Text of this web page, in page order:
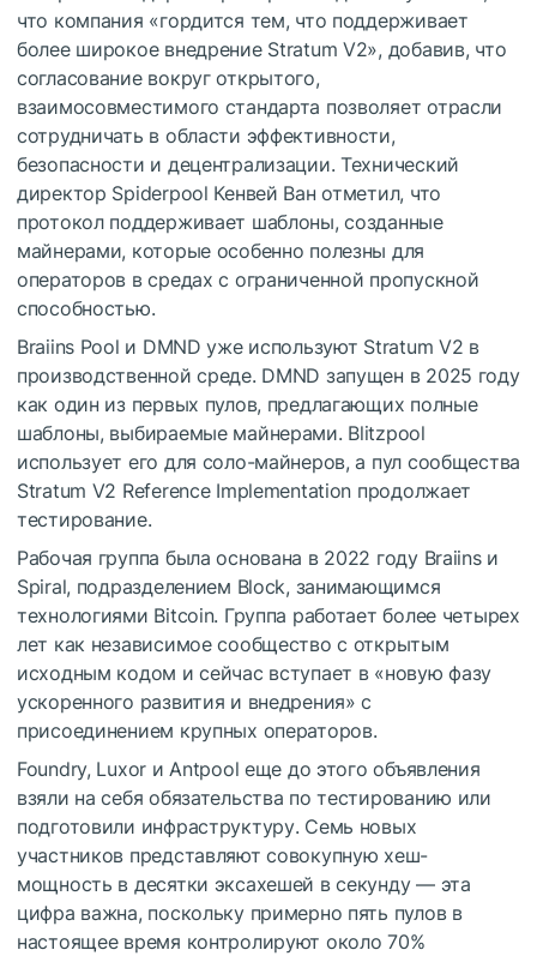
что компания «гордится тем, что поддерживает
более широкое внедрение Stratum V2», добавив, что
согласование вокруг открытого,
взаимосовместимого стандарта позволяет отрасли
сотрудничать в области эффективности,
безопасности и децентрализации. Технический
директор Spiderpool Кенвей Ван отметил, что
протокол поддерживает шаблоны, созданные
майнерами, которые особенно полезны для
операторов в средах с ограниченной пропускной
способностью.
Braiins Pool и DMND уже используют Stratum V2 в
производственной среде. DMND запущен в 2025 году
как один из первых пулов, предлагающих полные
шаблоны, выбираемые майнерами. Blitzpool
использует его для соло-майнеров, а пул сообщества
Stratum V2 Reference Implementation продолжает
тестирование.
Рабочая группа была основана в 2022 году Braiins и
Spiral, подразделением Block, занимающимся
технологиями Bitcoin. Группа работает более четырех
лет как независимое сообщество с открытым
исходным кодом и сейчас вступает в «новую фазу
ускоренного развития и внедрения» с
присоединением крупных операторов.
Foundry, Luxor и Antpool еще до этого объявления
взяли на себя обязательства по тестированию или
подготовили инфраструктуру. Семь новых
участников представляют совокупную хеш-
мощность в десятки эксахешей в секунду — эта
цифра важна, поскольку примерно пять пулов в
настоящее время контролируют около 70%